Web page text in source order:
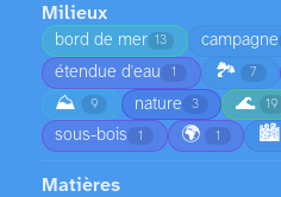
Milieux
bord de mer 13 campagne
étendue d'eau 1 🏞️ 7
⛰️ 9 nature 3 🌊 19
sous-bois 1 🌍 1 🏙️
Matières